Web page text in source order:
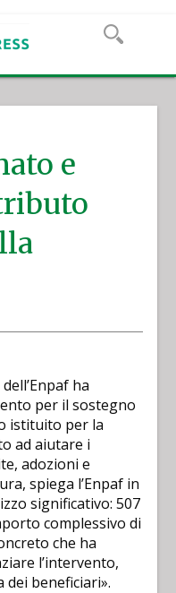
e
ha
per il sostegno
istituito per la
ad aiutare i
adozioni e
spiega l’Enpaf in
significativo: 507
complessivo di
che ha
l’intervento,
dei beneficiari».